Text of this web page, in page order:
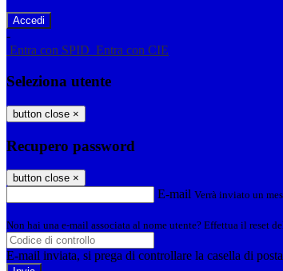
-
Entra con SPID Entra con CIE
Seleziona utente
button close ×
Recupero password
button close ×
E-mail Verrà inviato un
Non hai una e-mail associata al nome utente? Effettua il reset
E-mail inviata, si prega di controllare la casella di